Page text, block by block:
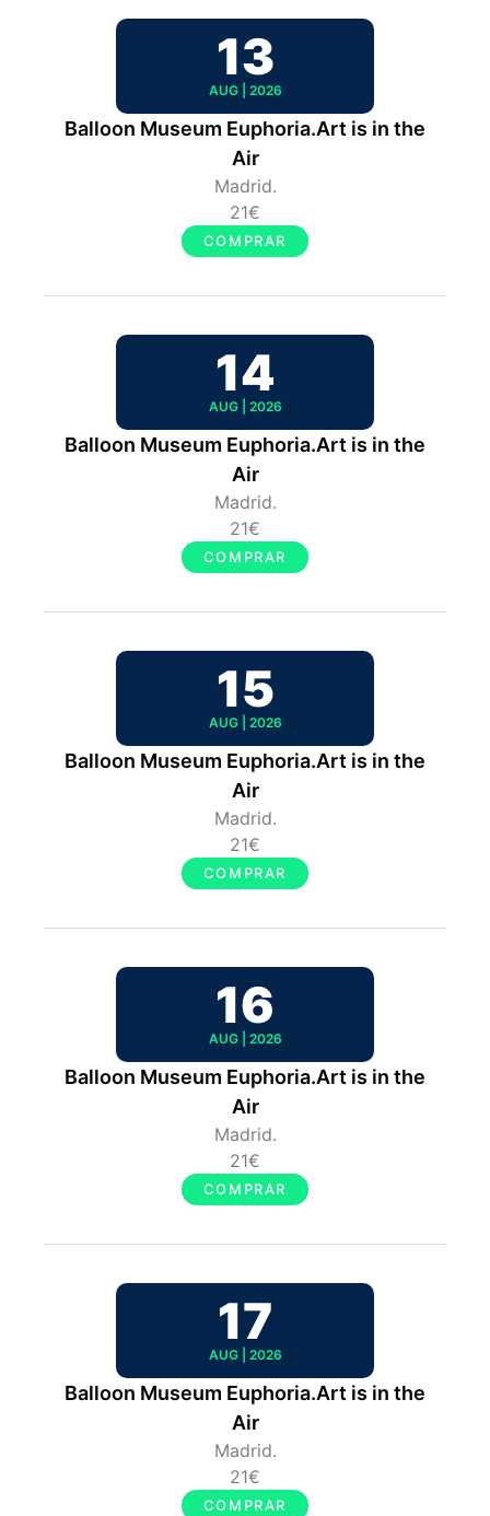
13
AUG | 2026
Balloon Museum Euphoria.Art is in the
Air
Madrid.
21€
COMPRAR
14
AUG | 2026
Balloon Museum Euphoria.Art is in the
Air
Madrid.
21€
COMPRAR
15
AUG | 2026
Balloon Museum Euphoria.Art is in the
Air
Madrid.
21€
COMPRAR
16
AUG | 2026
Balloon Museum Euphoria.Art is in the
Air
Madrid.
21€
COMPRAR
17
AUG | 2026
Balloon Museum Euphoria.Art is in the
Air
Madrid.
21€
COMPRAR